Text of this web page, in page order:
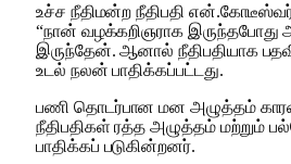
உச்ச நீதிமன்ற நீதிபதி என்.கோடீஸ்வர்
“நான் வழக்கறிஞராக இருந்தபோது
இருந்தேன். ஆனால் நீதிபதியாக
உடல் நலன் பாதிக்கப்பட்டது.
பணி தொடர்பான மன அழுத்தம்
நீதிபதிகள் ரத்த அழுத்தம் மற்றும்
பாதிக்கப் படுகின்றனர்.